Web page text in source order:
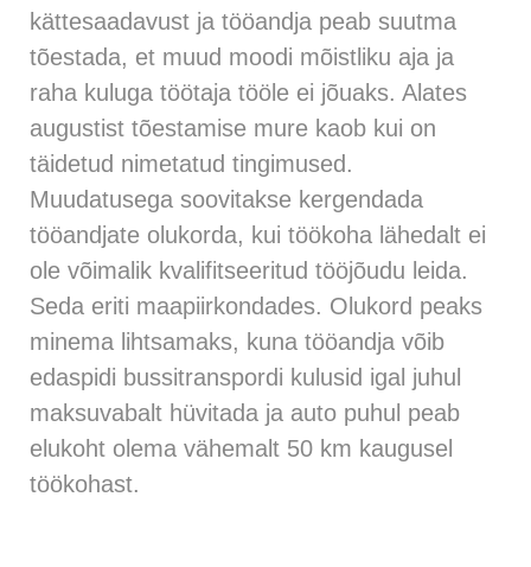
kättesaadavust ja tööandja peab suutma
tõestada, et muud moodi mõistliku aja ja
raha kuluga töötaja tööle ei jõuaks. Alates
augustist tõestamise mure kaob kui on
täidetud nimetatud tingimused.
Muudatusega soovitakse kergendada
tööandjate olukorda, kui töökoha lähedalt ei
ole võimalik kvalifitseeritud tööjõudu leida.
Seda eriti maapiirkondades. Olukord peaks
minema lihtsamaks, kuna tööandja võib
edaspidi bussitranspordi kulusid igal juhul
maksuvabalt hüvitada ja auto puhul peab
elukoht olema vähemalt 50 km kaugusel
töökohast.